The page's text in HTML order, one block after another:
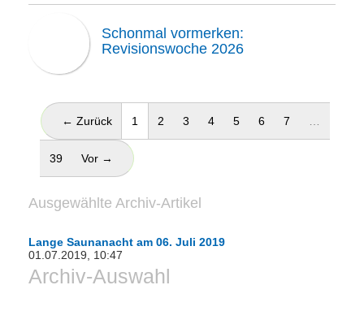
Schonmal vormerken:
Revisionswoche 2026
← Zurück 1 (aktuell)
2 3 4 5 6 7
39 Vor →
Ausgewählte Archiv-Artikel
Lange Saunanacht am 06. Juli 2019
01.07.2019, 10:47
Archiv-Auswahl